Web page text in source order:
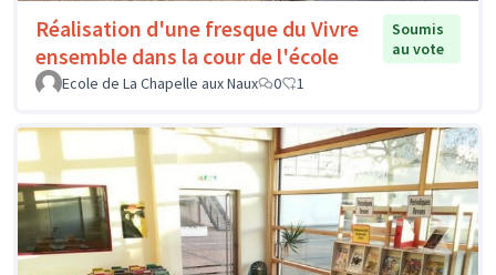
Réalisation d'une fresque du Vivre
ensemble dans la cour de l'école
Soumis
au vote
Ecole de La Chapelle aux Naux
0 1